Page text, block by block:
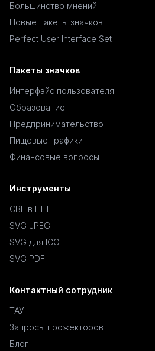
Большинство мнений
Новые пакеты значков
Perfect User Interface Set
Пакеты значков
Интерфэйс пользователя
Образование
Предпринимательство
Пищевые графики
Финансовые вопросы
Инструменты
СВГ в ПНГ
SVG JPEG
SVG для ICO
SVG PDF
Контактный сотрудник
ТАУ
Запросы прожекторов
Блог